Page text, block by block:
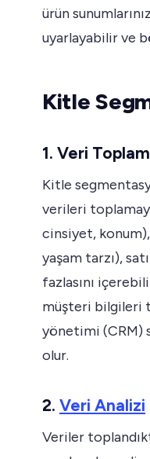
ürün
uyarlayabilir ve
Kitle
1. Veri
Kitle
verileri
cinsiyet,
yaşam tarzı),
fazlasını
müşteri bilgileri
yönetimi (CRM)
olur.
2. Veri Analizi
Veriler